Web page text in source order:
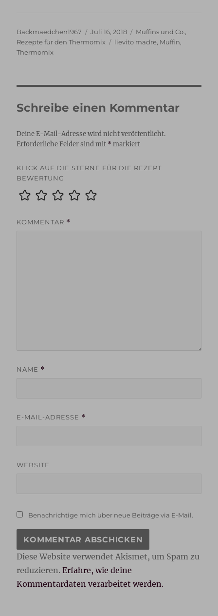
Autor
Backmaedchen1967
Veröffentlicht
am
Juli 16, 2018 Kategorien
Muffins und Co.,
Rezepte für den Thermomix
Schlagwörter
lievito madre, Muffin,
Thermomix
Schreibe einen Kommentar
Deine E-Mail-Adresse wird nicht veröffentlicht.
Erforderliche Felder sind mit *markiert
KLICK AUF DIE STERNE FÜR DIE REZEPT
BEWERTUNG
KOMMENTAR *
NAME *
E-MAIL-ADRESSE *
WEBSITE
Benachrichtige mich über neue Beiträge via E-Mail.
Diese Website verwendet Akismet, um Spam zu
reduzieren.Erfahre, wie deine
Kommentardaten verarbeitet werden.